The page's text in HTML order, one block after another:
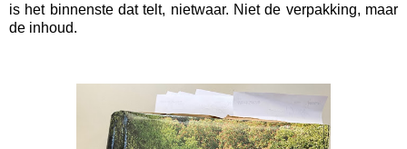
is het binnenste dat telt, nietwaar. Niet de verpakking, maar
de inhoud.